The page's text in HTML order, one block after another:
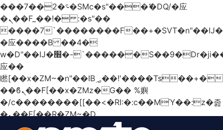
���؝�2��7�SMc�s"���ޭ�DQ/�应
�ܢ��F_��!� :�s"��
����7`��������F
�应����B ��4�
w�D"��IJ�׭�-`������S��9�Dr�ji��EJ߅��gJ�
应��
矁[��x�ZM~�n"��IB؃��!'����Тѕ��+��(m��IK�ʭ�/|
��ϐܢ��F[��x�ZMz�G�� %嬩
�/c��������[[��<�RI:�:c��MΎ��:z�졾
�ܢ��F[��R�ZM~�D